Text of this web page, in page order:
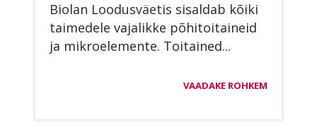
Bio­lan Loo­dus­väe­tis si­sal­dab kõi­ki
tai­me­de­le va­ja­lik­ke põ­hi­toi­tai­neid
ja mik­roe­le­men­te. Toi­tai­ned...
VAADAKE ROHKEM